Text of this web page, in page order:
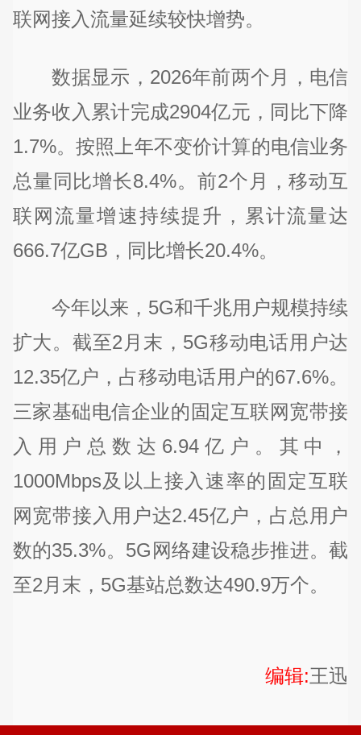
联网接入流量延续较快增势。
数据显示，2026年前两个月，电信
业务收入累计完成2904亿元，同比下降
1.7%。按照上年不变价计算的电信业务
总量同比增长8.4%。前2个月，移动互
联网流量增速持续提升，累计流量达
666.7亿GB，同比增长20.4%。
今年以来，5G和千兆用户规模持续
扩大。截至2月末，5G移动电话用户达
12.35亿户，占移动电话用户的67.6%。
三家基础电信企业的固定互联网宽带接
入用户总数达6.94亿户。其中，
1000Mbps及以上接入速率的固定互联
网宽带接入用户达2.45亿户，占总用户
数的35.3%。5G网络建设稳步推进。截
至2月末，5G基站总数达490.9万个。
编辑:王迅